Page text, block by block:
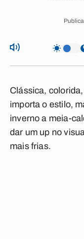
Clássica,
importa o estilo,
inverno a meia-
dar um up no
mais frias.